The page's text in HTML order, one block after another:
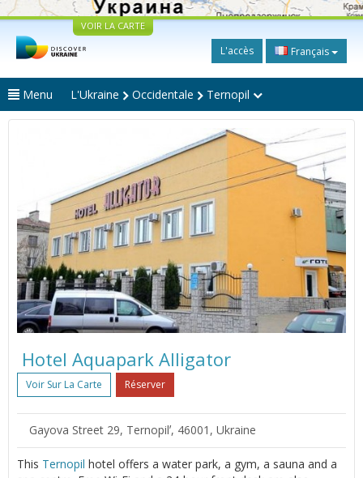
VOIR LA CARTE
L'accès Français
Menu L'Ukraine Occidentale Ternopil
Hotel Aquapark Alligator
Voir Sur La Carte Réserver
Gayova Street 29, Ternopilʼ, 46001, Ukraine
This Ternopil hotel offers a water park, a gym, a sauna and a